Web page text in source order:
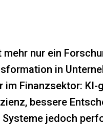
nur ein
in
im Finanzsektor:
bessere
jedoch